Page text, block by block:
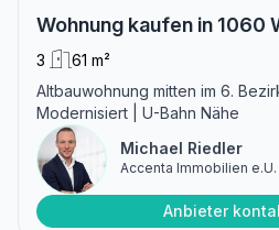
Wohnung kaufen in 1060
3
61 m²
Altbauwohnung mitten im 6.
Modernisiert | U-Bahn Nähe
Michael Riedler
Accenta Immobilien e.U.
Anbieter